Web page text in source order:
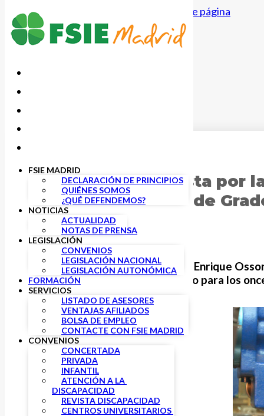
Saltar al contenido principal Saltar al pie de página
FSIE MADRID
DECLARACIÓN DE PRINCIPIOS
QUIÉNES SOMOS
¿QUÉ DEFENDEMOS?
NOTICIAS
ACTUALIDAD
NOTAS DE PRENSA
LEGISLACIÓN
CONVENIOS
LEGISLACIÓN NACIONAL
LEGISLACIÓN AUTONÓMICA
FORMACIÓN
SERVICIOS
LISTADO DE ASESORES
VENTAJAS AFILIADOS
BOLSA DE EMPLEO
CONTACTE CON FSIE MADRID
CONVENIOS
CONCERTADA
PRIVADA
INFANTIL
ATENCIÓN A LA
DISCAPACIDAD
REVISTA DISCAPACIDAD
CENTROS UNIVERSITARIOS
FSIE Madrid apuesta
Ciclos Formativos de
El pasado jueves 24 de febrero, Enrique
los CFGS el próximo mes de junio para los